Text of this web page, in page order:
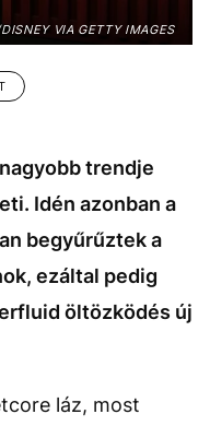
VIA GETTY IMAGES
trendje
Idén azonban a
begyűrűztek a
ezáltal pedig
öltözködés új
láz, most